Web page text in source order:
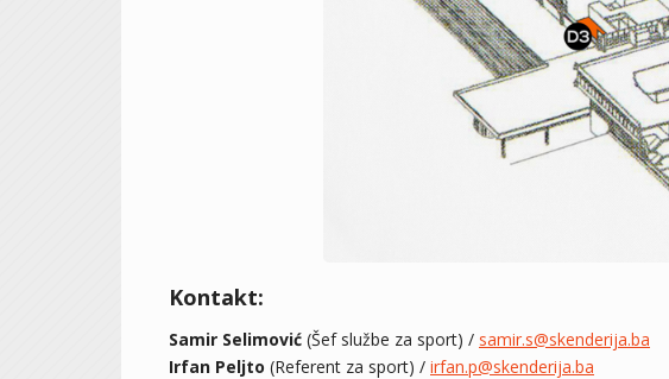
Kontakt:
Samir Selimović (Šef službe za sport) / samir.s@skenderija.ba
Irfan Peljto (Referent za sport) / irfan.p@skenderija.ba